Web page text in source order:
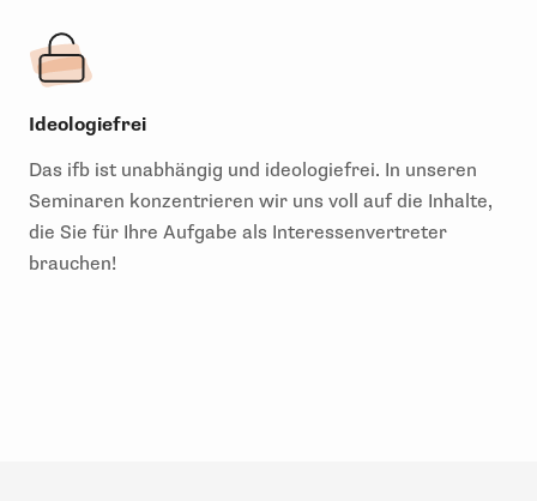
Ideologiefrei
Das ifb ist unabhängig und ideologiefrei. In unseren
Seminaren konzentrieren wir uns voll auf die Inhalte,
die Sie für Ihre Aufgabe als Interessenvertreter
brauchen!